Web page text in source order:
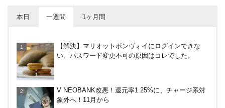
本日 一週間 1ヶ月間
バック！関西の公共交通機関、札幌市営地下鉄で。
～12/14
加入したけど勧誘ヤバいかな
【解決】マリオットボンヴォイにログインできな
い、パスワード変更不可の原因はコレでした。
V NEOBANK改悪！還元率1.25%に、チャージ系対
象外へ！11月から